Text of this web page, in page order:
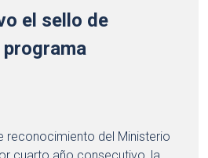
el sello de
reconocimiento del Ministerio